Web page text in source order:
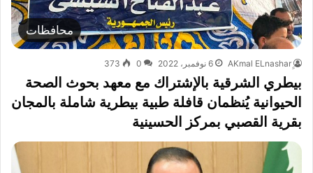
محافظات
6 نوفمبر، 2022 0
373
بيطري الشرقية بالإشتراك مع معهد بحوث الصحة
الحيوانية يُنظمان قافلة طبية بيطرية شاملة بالمجان
بقرية القصبي بمركز الحسينية